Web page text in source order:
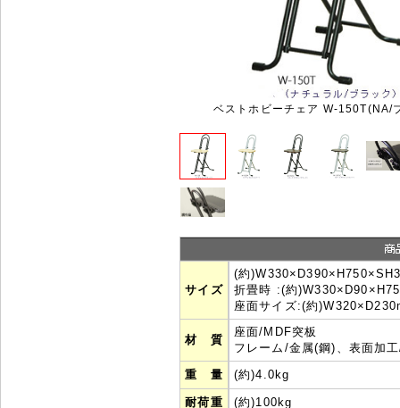
ベストホビーチェア W-150T(NA/
サイズ
(約
折畳時 :(約
座面サイズ:(約
材 質
座面/MDF突板
フレーム/金属(鋼)、表面加
重 量
(約)4.0kg
耐荷重 (約)100kg